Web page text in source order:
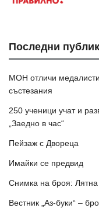
Последни
МОН отличи
състезания
250 ученици учат и
„Заедно в час“
Пейзаж с Двореца
Имайки се предвид
Снимка на броя:
Вестник „Аз-буки“ –